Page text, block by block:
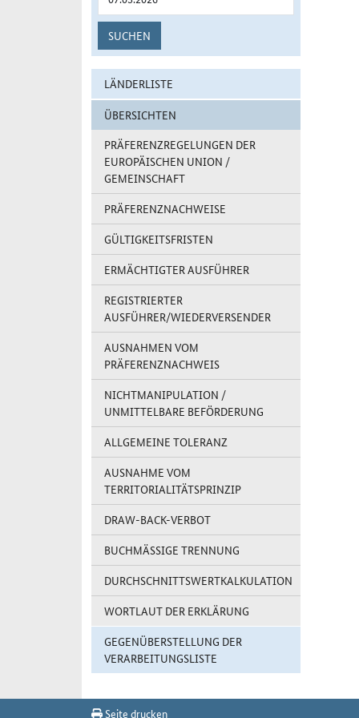
SUCHEN
LÄNDERLISTE
ÜBERSICHTEN
PRÄFERENZREGELUNGEN DER
EUROPÄISCHEN UNION /
GEMEINSCHAFT
PRÄFERENZNACHWEISE
GÜLTIGKEITSFRISTEN
ERMÄCHTIGTER AUSFÜHRER
REGISTRIERTER
AUSFÜHRER/WIEDERVERSENDER
AUSNAHMEN VOM
PRÄFERENZNACHWEIS
NICHTMANIPULATION /
UNMITTELBARE BEFÖRDERUNG
ALLGEMEINE TOLERANZ
AUSNAHME VOM
TERRITORIALITÄTSPRINZIP
DRAW-BACK-VERBOT
BUCHMÄSSIGE TRENNUNG
DURCHSCHNITTSWERTKALKULATION
WORTLAUT DER ERKLÄRUNG
GEGENÜBERSTELLUNG DER
VERARBEITUNGSLISTE
Seite drucken